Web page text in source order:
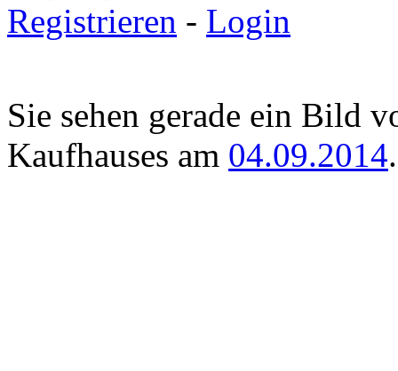
Registrieren - Login
Sie sehen gerade ein Bild
Kaufhauses am 04.09.2014.